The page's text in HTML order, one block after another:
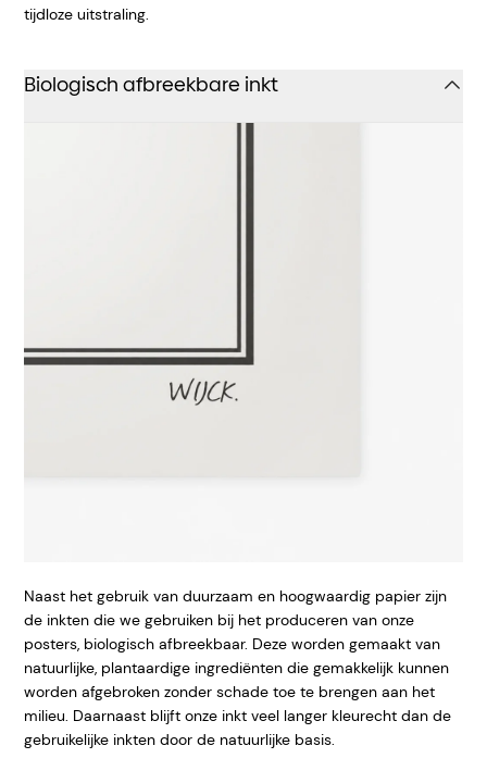
tijdloze uitstraling.
Biologisch afbreekbare inkt
Naast het gebruik van duurzaam en hoogwaardig papier zijn
de inkten die we gebruiken bij het produceren van onze
posters, biologisch afbreekbaar. Deze worden gemaakt van
natuurlijke, plantaardige ingrediënten die gemakkelijk kunnen
worden afgebroken zonder schade toe te brengen aan het
milieu. Daarnaast blijft onze inkt veel langer kleurecht dan de
gebruikelijke inkten door de natuurlijke basis.